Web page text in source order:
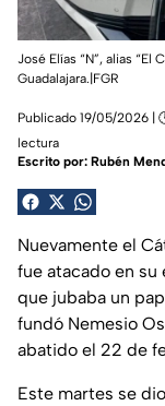
José Elías “N”, alias
Guadalajara.|FGR
Publicado 19/05/2026 |
lectura
Escrito por: Rubén
Nuevamente el
fue atacado en
que jubaba un
fundó Nemesio
abatido el 22 de
Este martes se